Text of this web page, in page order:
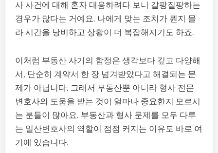
사 사건에 대해 혼자 대응하려다 보니 갈팡질팡하는
경우가 많다는 거예요. 나에게 맞는 조치가 뭔지 몰
라 시간을 낭비하고 상황이 더 복잡해지기도 하죠.
이처럼 부동산 사기의 함정은 생각보다 깊고 다양해
서, 단순히 계약서 한 장 넘겨받았다고 해결되는 문
제가 아닙니다. 그래서 부동산뿐 아니라 형사 전문
변호사의 도움을 받는 것이 얼마나 중요한지 모르시
는 분들이 많아요. 부동산과 형사 문제를 모두 다루
는 일산변호사의 역할이 점점 커지는 이유도 바로 여
기에 있습니다.